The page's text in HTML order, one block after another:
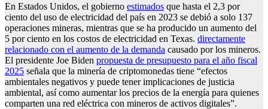
En Estados Unidos, el gobierno estimados que hasta el 2,3 por
ciento del uso de electricidad del país en 2023 se debió a solo 137
operaciones mineras, mientras que se ha producido un aumento del
5 por ciento en los costos de electricidad en Texas. directamente
relacionado con el aumento de la demanda causado por los mineros.
El presidente Joe Biden propuesta de presupuesto para el año fiscal
2025 señala que la minería de criptomonedas tiene “efectos
ambientales negativos y puede tener implicaciones de justicia
ambiental, así como aumentar los precios de la energía para quienes
comparten una red eléctrica con mineros de activos digitales”.